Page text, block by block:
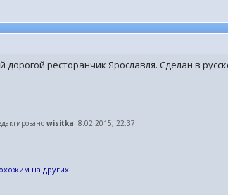
ресторанчик Ярославля. Сделан в
wisitka: 8.02.2015, 22:37
на других